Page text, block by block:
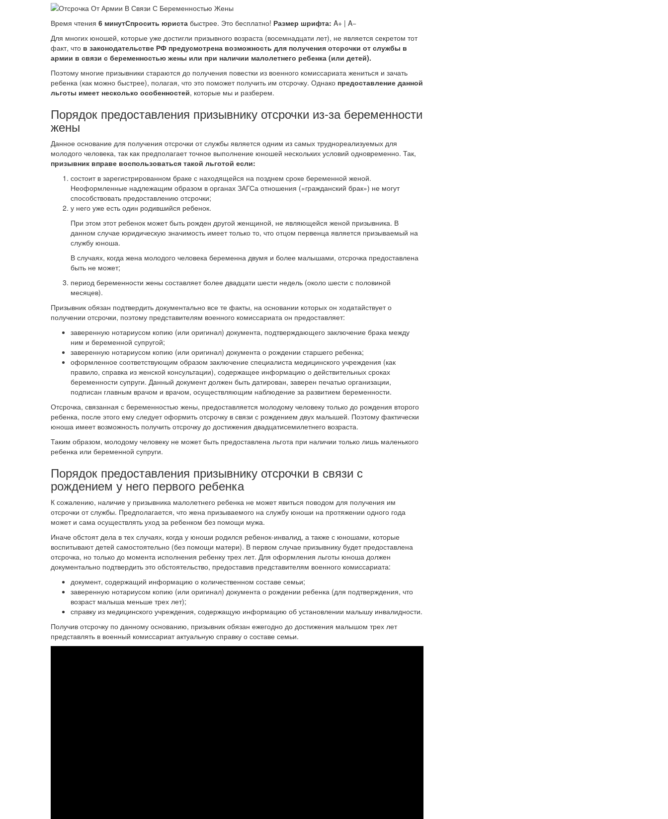
Время чтения 6 минутСпросить юриста быстрее. Это бесплатно! Размер шрифта: A+ | A−
Для многих юношей, которые уже достигли призывного возраста (восемнадцати лет), не является секретом тот
факт, что в законодательстве РФ предусмотрена возможность для получения отсрочки от службы в
армии в связи с беременностью жены или при наличии малолетнего ребенка (или детей).
Поэтому многие призывники стараются до получения повестки из военного комиссариата жениться и зачать
ребенка (как можно быстрее), полагая, что это поможет получить им отсрочку. Однако предоставление данной
льготы имеет несколько особенностей, которые мы и разберем.
Порядок предоставления призывнику отсрочки из-за беременности
жены
Данное основание для получения отсрочки от службы является одним из самых труднореализуемых для
молодого человека, так как предполагает точное выполнение юношей нескольких условий одновременно. Так,
призывник вправе воспользоваться такой льготой если:
состоит в зарегистрированном браке с находящейся на позднем сроке беременной женой.
Неоформленные надлежащим образом в органах ЗАГСа отношения («гражданский брак») не могут
способствовать предоставлению отсрочки;
у него уже есть один родившийся ребенок.
При этом этот ребенок может быть рожден другой женщиной, не являющейся женой призывника. В
данном случае юридическую значимость имеет только то, что отцом первенца является призываемый на
службу юноша.
В случаях, когда жена молодого человека беременна двумя и более малышами, отсрочка предоставлена
быть не может;
период беременности жены составляет более двадцати шести недель (около шести с половиной
месяцев).
Призывник обязан подтвердить документально все те факты, на основании которых он ходатайствует о
получении отсрочки, поэтому представителям военного комиссариата он предоставляет:
заверенную нотариусом копию (или оригинал) документа, подтверждающего заключение брака между
ним и беременной супругой;
заверенную нотариусом копию (или оригинал) документа о рождении старшего ребенка;
оформленное соответствующим образом заключение специалиста медицинского учреждения (как
правило, справка из женской консультации), содержащее информацию о действительных сроках
беременности супруги. Данный документ должен быть датирован, заверен печатью организации,
подписан главным врачом и врачом, осуществляющим наблюдение за развитием беременности.
Отсрочка, связанная с беременностью жены, предоставляется молодому человеку только до рождения второго
ребенка, после этого ему следует оформить отсрочку в связи с рождением двух малышей. Поэтому фактически
юноша имеет возможность получить отсрочку до достижения двадцатисемилетнего возраста.
Таким образом, молодому человеку не может быть предоставлена льгота при наличии только лишь маленького
ребенка или беременной супруги.
Порядок предоставления призывнику отсрочки в связи с
рождением у него первого ребенка
​К сожалению, наличие у призывника малолетнего ребенка не может явиться поводом для получения им
отсрочки от службы. Предполагается, что жена призываемого на службу юноши на протяжении одного года
может и сама осуществлять уход за ребенком без помощи мужа.
Иначе обстоят дела в тех случаях, когда у юноши родился ребенок-инвалид, а также с юношами, которые
воспитывают детей самостоятельно (без помощи матери). В первом случае призывнику будет предоставлена
отсрочка, но только до момента исполнения ребенку трех лет. Для оформления льготы юноша должен
документально подтвердить это обстоятельство, предоставив представителям военного комиссариата:
документ, содержащий информацию о количественном составе семьи;
заверенную нотариусом копию (или оригинал) документа о рождении ребенка (для подтверждения, что
возраст малыша меньше трех лет);
справку из медицинского учреждения, содержащую информацию об установлении малышу инвалидности.
Получив отсрочку по данному основанию, призывник обязан ежегодно до достижения малышом трех лет
представлять в военный комиссариат актуальную справку о составе семьи.